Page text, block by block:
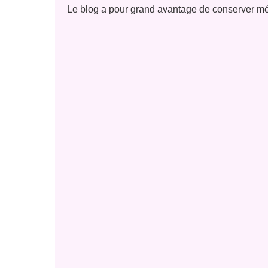
Le blog a pour grand avantage de conserver